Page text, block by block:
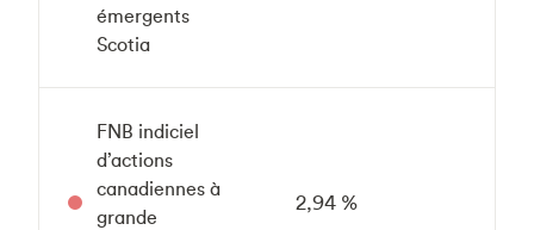
émergents
Scotia
FNB indiciel
d’actions
canadiennes à
grande
2,94 %